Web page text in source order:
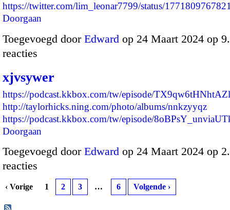
https://twitter.com/lim_leonar7799/status/
Doorgaan
Toegevoegd door Edward op 24 Maart 2024 op
reacties
xjvsywer
https://podcast.kkbox.com/tw/episode/
http://taylorhicks.ning.com/photo/albums/nnkzyyqz
https://podcast.kkbox.com/tw/episode/
Doorgaan
Toegevoegd door Edward op 24 Maart 2024 op
reacties
‹ Vorige 1 2 3 … 6 Volgende ›